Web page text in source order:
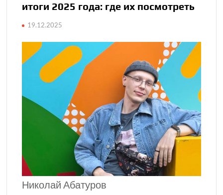
итоги 2025 года: где их посмо­треть
19.12.2025
Николай Абатуров